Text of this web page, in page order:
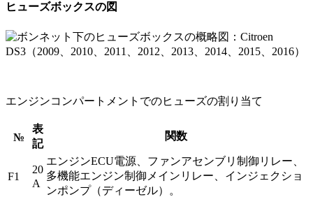
ヒューズボックスの図
エンジンコンパートメントでのヒューズの割り当て
№
表
記
関数
F1
20
A
エンジンECU電源、ファンアセンブリ制御リレー、
多機能エンジン制御メインリレー、インジェクショ
ンポンプ（ディーゼル）。